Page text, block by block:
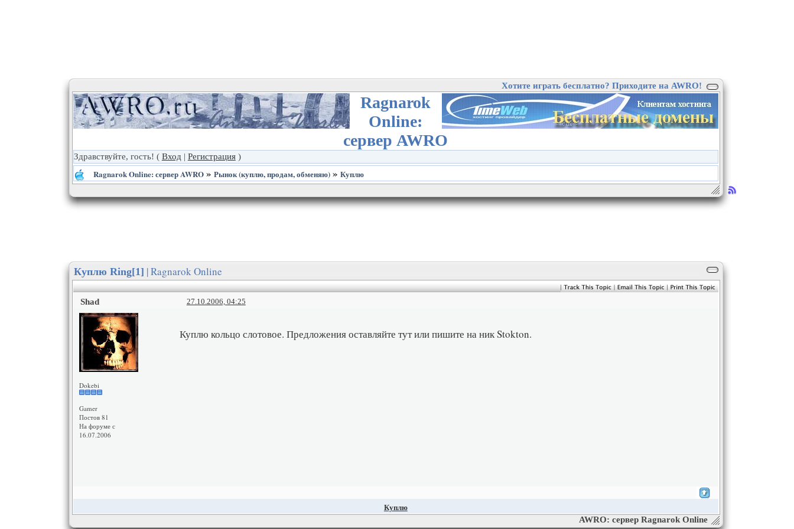
Хотите играть бесплатно? Приходите на AWRO!
Ragnarok
Online:
сервер AWRO
Здравствуйте, гость! ( Вход | Регистрация)
Ragnarok Online: сервер AWRO» Рынок (куплю, продам, обменяю)» Куплю
Куплю Ring[1] | Ragnarok Online
Shad 27.10.2006, 04:25
Dokebi
Gamer
Постов 81
На форуме с
16.07.2006
Куплю кольцо слотовое. Предложения оставляйте тут или пишите на ник Stokton.
Куплю
AWRO: сервер Ragnarok Online